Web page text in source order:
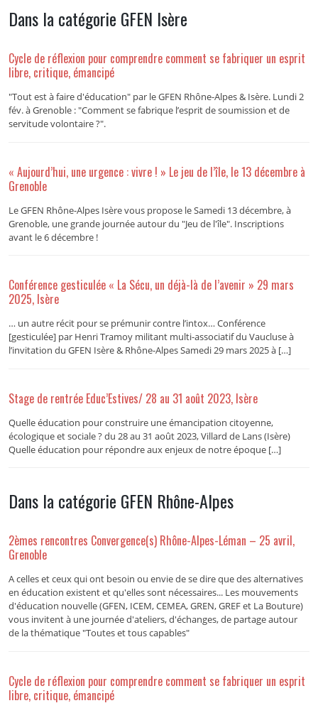
Dans la catégorie GFEN Isère
Cycle de réflexion pour comprendre comment se fabriquer un esprit
libre, critique, émancipé
"Tout est à faire d'éducation" par le GFEN Rhône-Alpes & Isère. Lundi 2
fév. à Grenoble : "Comment se fabrique l’esprit de soumission et de
servitude volontaire ?".
« Aujourd’hui, une urgence : vivre ! » Le jeu de l’île, le 13 décembre à
Grenoble
Le GFEN Rhône-Alpes Isère vous propose le Samedi 13 décembre, à
Grenoble, une grande journée autour du "Jeu de l'île". Inscriptions
avant le 6 décembre !
Conférence gesticulée « La Sécu, un déjà-là de l’avenir » 29 mars
2025, Isère
… un autre récit pour se prémunir contre l’intox… Conférence
[gesticulée] par Henri Tramoy militant multi-associatif du Vaucluse à
l’invitation du GFEN Isère & Rhône-Alpes Samedi 29 mars 2025 à […]
Stage de rentrée Educ’Estives/ 28 au 31 août 2023, Isère
Quelle éducation pour construire une émancipation citoyenne,
écologique et sociale ? du 28 au 31 août 2023, Villard de Lans (Isère)
Quelle éducation pour répondre aux enjeux de notre époque […]
Dans la catégorie GFEN Rhône-Alpes
2èmes rencontres Convergence(s) Rhône-Alpes-Léman – 25 avril,
Grenoble
A celles et ceux qui ont besoin ou envie de se dire que des alternatives
en éducation existent et qu'elles sont nécessaires... Les mouvements
d'éducation nouvelle (GFEN, ICEM, CEMEA, GREN, GREF et La Bouture)
vous invitent à une journée d'ateliers, d'échanges, de partage autour
de la thématique "Toutes et tous capables"
Cycle de réflexion pour comprendre comment se fabriquer un esprit
libre, critique, émancipé